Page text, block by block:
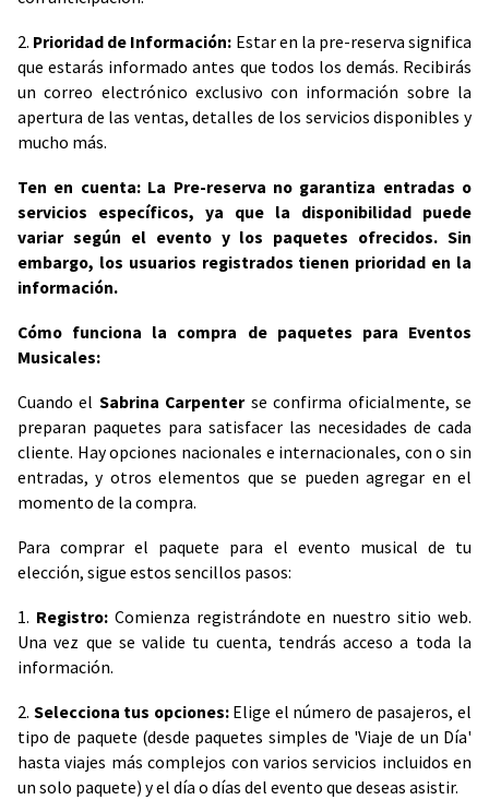
2. Prioridad de Información: Estar en la pre-reserva significa
que estarás informado antes que todos los demás. Recibirás
un correo electrónico exclusivo con información sobre la
apertura de las ventas, detalles de los servicios disponibles y
mucho más.
Ten en cuenta: La Pre-reserva no garantiza entradas o
servicios específicos, ya que la disponibilidad puede
variar según el evento y los paquetes ofrecidos. Sin
embargo, los usuarios registrados tienen prioridad en la
información.
Cómo funciona la compra de paquetes para Eventos
Musicales:
Cuando el Sabrina Carpenterse confirma oficialmente, se
preparan paquetes para satisfacer las necesidades de cada
cliente. Hay opciones nacionales e internacionales, con o sin
entradas, y otros elementos que se pueden agregar en el
momento de la compra.
Para comprar el paquete para el evento musical de tu
elección, sigue estos sencillos pasos:
1. Registro:Comienza registrándote en nuestro sitio web.
Una vez que se valide tu cuenta, tendrás acceso a toda la
información.
2. Selecciona tus opciones:Elige el número de pasajeros, el
tipo de paquete (desde paquetes simples de 'Viaje de un Día'
hasta viajes más complejos con varios servicios incluidos en
un solo paquete) y el día o días del evento que deseas asistir.